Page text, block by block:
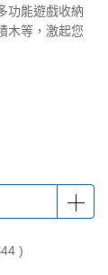
功能遊戲收納
木等，激起您
)